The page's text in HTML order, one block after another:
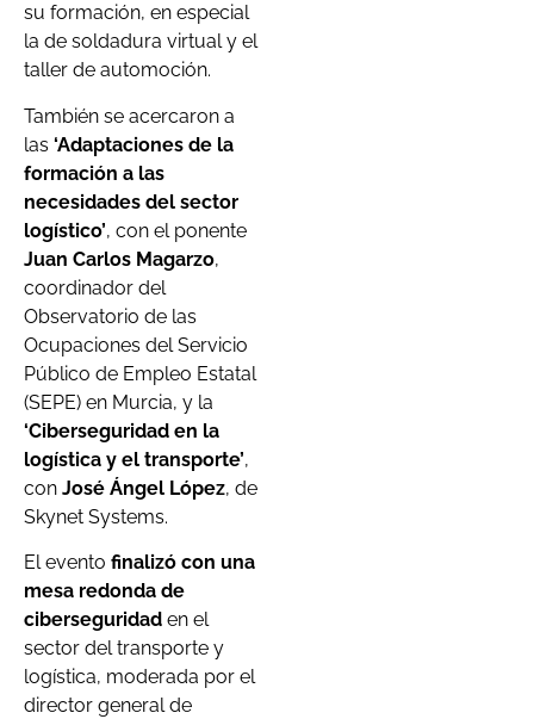
su formación, en especial
la de soldadura virtual y el
taller de automoción.
También se acercaron a
las ‘Adaptaciones de la
formación a las
necesidades del sector
logístico’, con el ponente
Juan Carlos Magarzo,
coordinador del
Observatorio de las
Ocupaciones del Servicio
Público de Empleo Estatal
(SEPE) en Murcia, y la
‘Ciberseguridad en la
logística y el transporte’,
con José Ángel López, de
Skynet Systems.
El evento finalizó con una
mesa redonda de
ciberseguridad en el
sector del transporte y
logística, moderada por el
director general de